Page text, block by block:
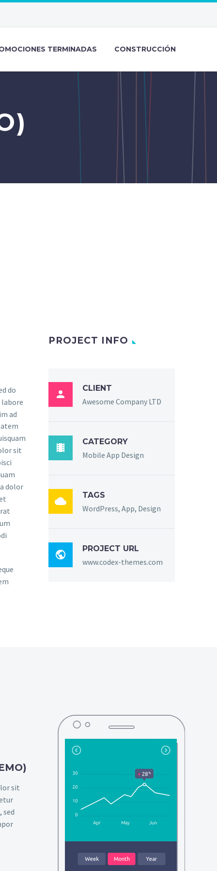
TERMINADAS CONSTRUCCIÓN
do
ad
sit
dolor
PROJECT INFO

CLIENT
Awesome Company LTD

CATEGORY
Mobile App Design

TAGS
WordPress, App, Design

PROJECT URL
www.codex-themes.com
sit
sed